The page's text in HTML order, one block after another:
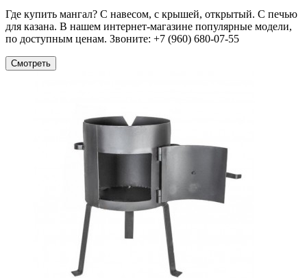
Где купить мангал? С навесом, с крышей, открытый. С печью
для казана. В нашем интернет-магазине популярные модели,
по доступным ценам. Звоните: +7 (960) 680-07-55
Смотреть